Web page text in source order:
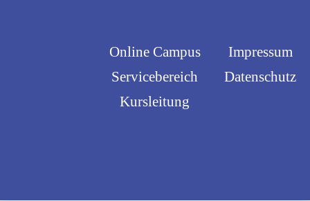
Online Campus
Servicebereich
Kursleitung
Impressum
Datenschutz